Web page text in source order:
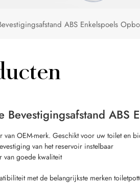
ABS Enkelspoels
Bevestigingsafstand ABS
van OEM-merk. Geschikt voor uw toilet en
van het reservoir instelbaar
van goede kwaliteit
met de belangrijkste merken